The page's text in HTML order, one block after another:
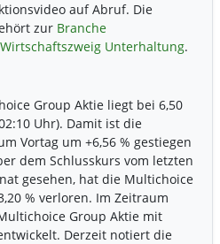
auf Abruf. Die
zur Branche
Wirtschaftszweig Unterhaltung.
Group Aktie liegt bei 6,50
Uhr). Damit ist die
Vortag um +6,56 % gestiegen
dem Schlusskurs vom letzten
gesehen, hat die Multichoice
% verloren. Im Zeitraum
Group Aktie mit
Derzeit notiert die